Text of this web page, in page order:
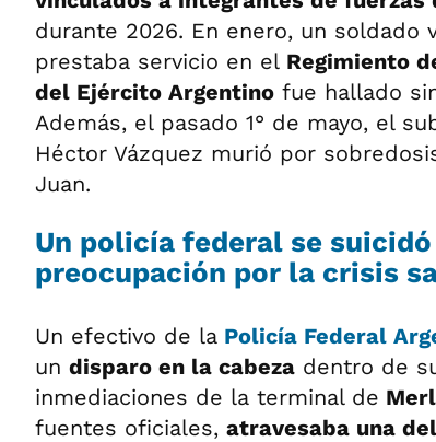
durante 2026. En enero, un soldado
prestaba servicio en el Regimiento
del Ejército Argentino fue hallado
Además, el pasado 1° de mayo, el
Héctor Vázquez murió por
Juan.
Un policía federal se
preocupación por la crisis
Un efectivo de la Policía Federal
un disparo en la cabeza dentro de
inmediaciones de la terminal de
fuentes oficiales, atravesaba una